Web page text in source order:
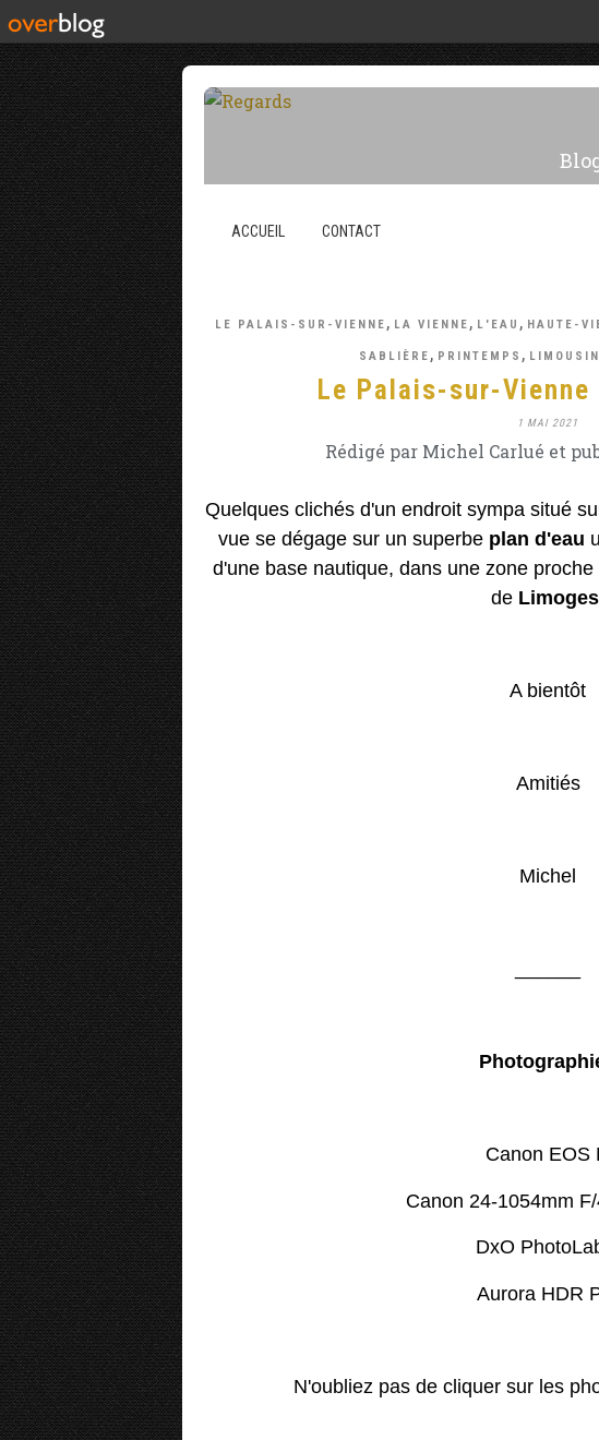
ACCUEIL CONTACT
LE PALAIS-SUR-VIENNE , LA VIENNE , L'EAU , HAUTE-
SABLIÈRE , PRINTEMPS , LIMOUSIN
Le Palais-sur-
1 MAI 2021
Rédigé par Michel Carlué et
Quelques clichés d'un endroit sympa situé
vue se dégage sur un superbe plan d'eau
d'une base nautique, dans une zone proche
de Limoges
A bientôt
Amitiés
Michel
Canon EOS
Canon 24-1054mm
DxO
Aurora HDR
N'oubliez pas de cliquer sur les